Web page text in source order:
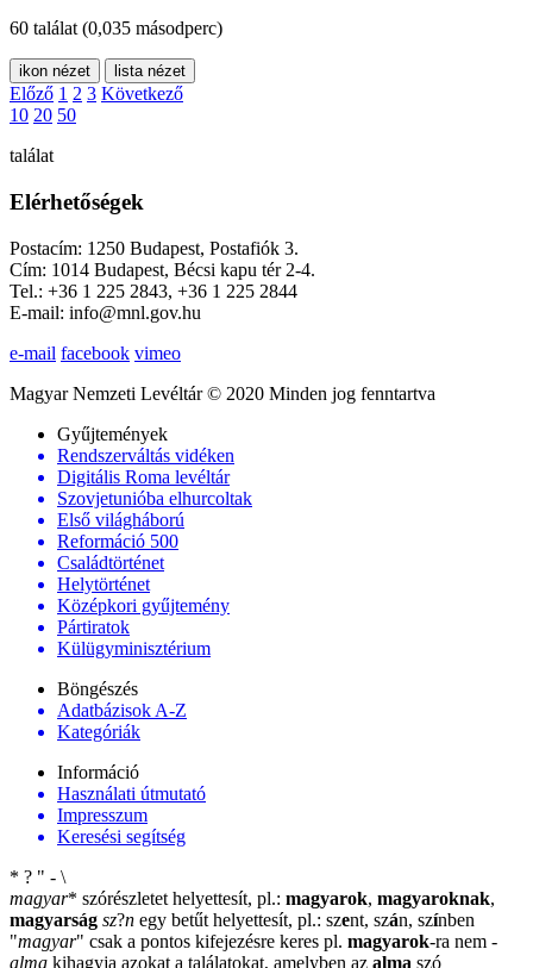
60 találat (0,035 másodperc)
ikon nézet lista nézet
Előző 1 2 3 Következő
10 20 50
találat
Elérhetőségek
Postacím: 1250 Budapest, Postafiók 3.
Cím: 1014 Budapest, Bécsi kapu tér 2-4.
Tel.: +36 1 225 2843, +36 1 225 2844
E-mail: info@mnl.gov.hu
e-mail facebook vimeo
Magyar Nemzeti Levéltár © 2020 Minden jog fenntartva
Gyűjtemények
Rendszerváltás vidéken
Digitális Roma levéltár
Szovjetunióba elhurcoltak
Első világháború
Reformáció 500
Családtörténet
Helytörténet
Középkori gyűjtemény
Pártiratok
Külügyminisztérium
Böngészés
Adatbázisok A-Z
Kategóriák
Információ
Használati útmutató
Impresszum
Keresési segítség
* ? " - \
magyar* szórészletet helyettesít, pl.: magyarok, magyaroknak,
magyarság sz?n egy betűt helyettesít, pl.: szent, szán, színben
"magyar" csak a pontos kifejezésre keres pl. magyarok-ra nem -
alma kihagyja azokat a találatokat, amelyben az alma szó